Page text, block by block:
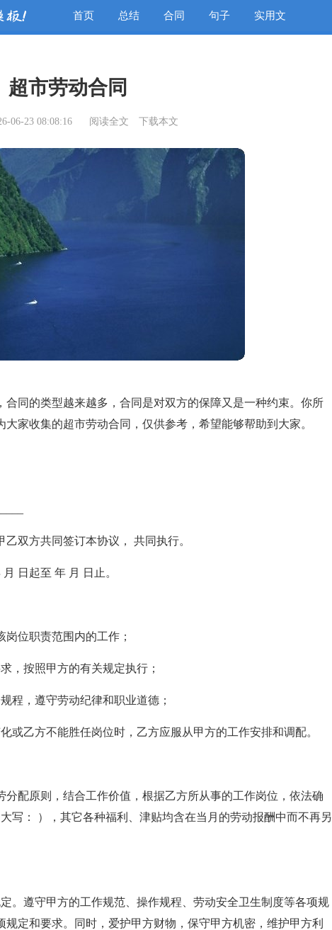
首页 总结 合同 句子 实用文
超市劳动合同
06-23 08:08:16 阅读全文 下载本文
合同的类型越来越多，合同是对双方的保障又是一种约束。你所
家收集的超市劳动合同，仅供参考，希望能够帮助到大家。
双方共同签订本协议， 共同执行。
日起至 年 月 日止。
位职责范围内的工作；
，按照甲方的有关规定执行；
程，遵守劳动纪律和职业道德；
或乙方不能胜任岗位时，乙方应服从甲方的工作安排和调配。
分配原则，结合工作价值，根据乙方所从事的工作岗位，依法确
写： ），其它各种福利、津贴均含在当月的劳动报酬中而不再另
。遵守甲方的工作规范、操作规程、劳动安全卫生制度等各项规
定和要求。同时，爱护甲方财物，保守甲方机密，维护甲方利